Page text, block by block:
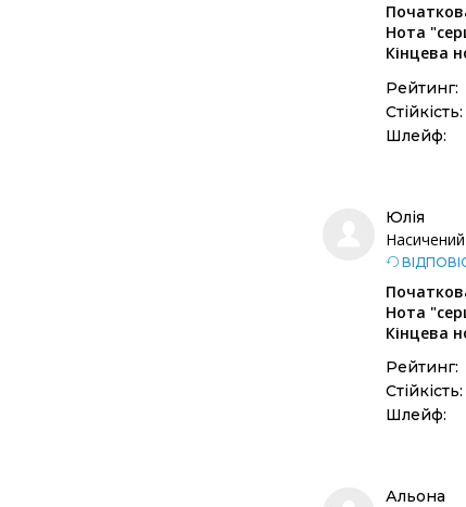
Нота
Кінцева
Рейтинг:
Стійкість:
Шлейф:
Юлія
Нота
Кінцева
Рейтинг:
Стійкість:
Шлейф:
Альона